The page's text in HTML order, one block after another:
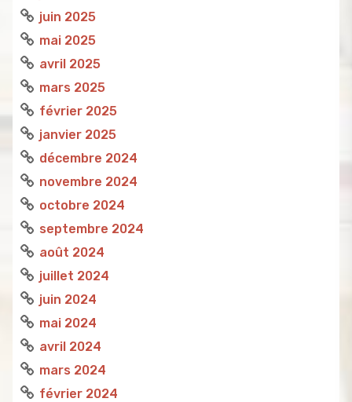
juin 2025
mai 2025
avril 2025
mars 2025
février 2025
janvier 2025
décembre 2024
novembre 2024
octobre 2024
septembre 2024
août 2024
juillet 2024
juin 2024
mai 2024
avril 2024
mars 2024
février 2024